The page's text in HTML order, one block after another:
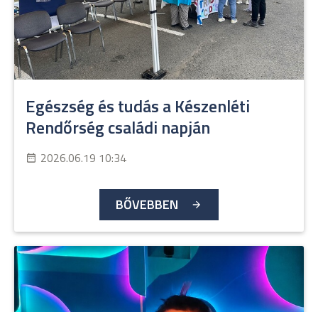
Egészség és tudás a Készenléti
Rendőrség családi napján
2026.06.19 10:34
BŐVEBBEN